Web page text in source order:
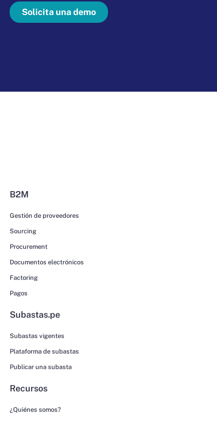
Solicita una demo
B2M
Gestión de proveedores
Sourcing
Procurement
Documentos electrónicos
Factoring
Pagos
Subastas.pe
Subastas vigentes
Plataforma de subastas
Publicar una subasta
Recursos
¿Quiénes somos?